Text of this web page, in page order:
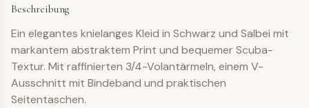
Beschreibung
Ein elegantes knielanges Kleid in Schwarz und Salbei mit
markantem abstraktem Print und bequemer Scuba-
Textur. Mit raffinierten 3/4-Volantärmeln, einem V-
Ausschnitt mit Bindeband und praktischen
Seitentaschen.